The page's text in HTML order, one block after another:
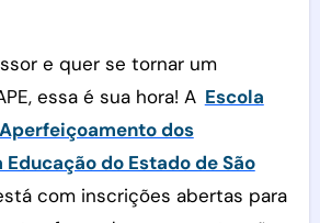
essa é sua hora! A Escola
dos
do Estado de São
com inscrições abertas para